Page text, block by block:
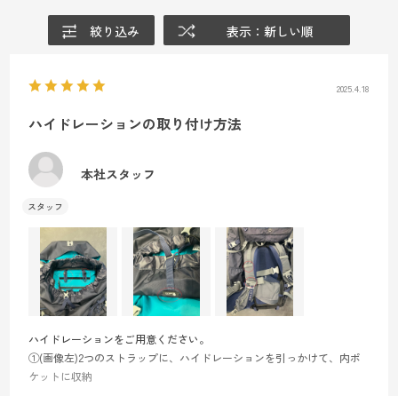
絞り込み 表示：新しい順
2025.4.18
ハイドレーションの取り付け方法
本社スタッフ
ハイドレーションをご用意ください。
①(画像左)2つのストラップに、ハイドレーションを引っかけて、内ポ
ケットに収納